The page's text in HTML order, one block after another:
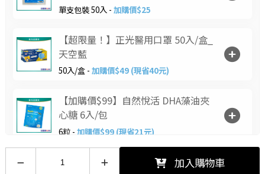
單支包裝 50入 - 加購價$25
【超限量！】正光醫用口罩 50入/盒_
天空藍
50入/盒 - 加購價$49 (現省40元)
【加購價$99】自然悅活 DHA藻油夾
心糖 6入/包
6粒 - 加購價$99 (現省21元)
【加購價$10】喉力爽爽喉軟糖(枇加入購物車